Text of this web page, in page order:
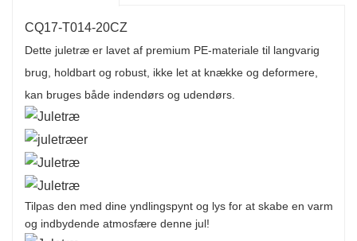
de vælter.
CQ17-T014-20CZ
Dette juletræ er lavet af premium PE-materiale til langvarig
brug, holdbart og robust, ikke let at knække og deformere,
kan bruges både indendørs og udendørs.
Tilpas den med dine yndlingspynt og lys for at skabe en varm
og indbydende atmosfære denne jul!